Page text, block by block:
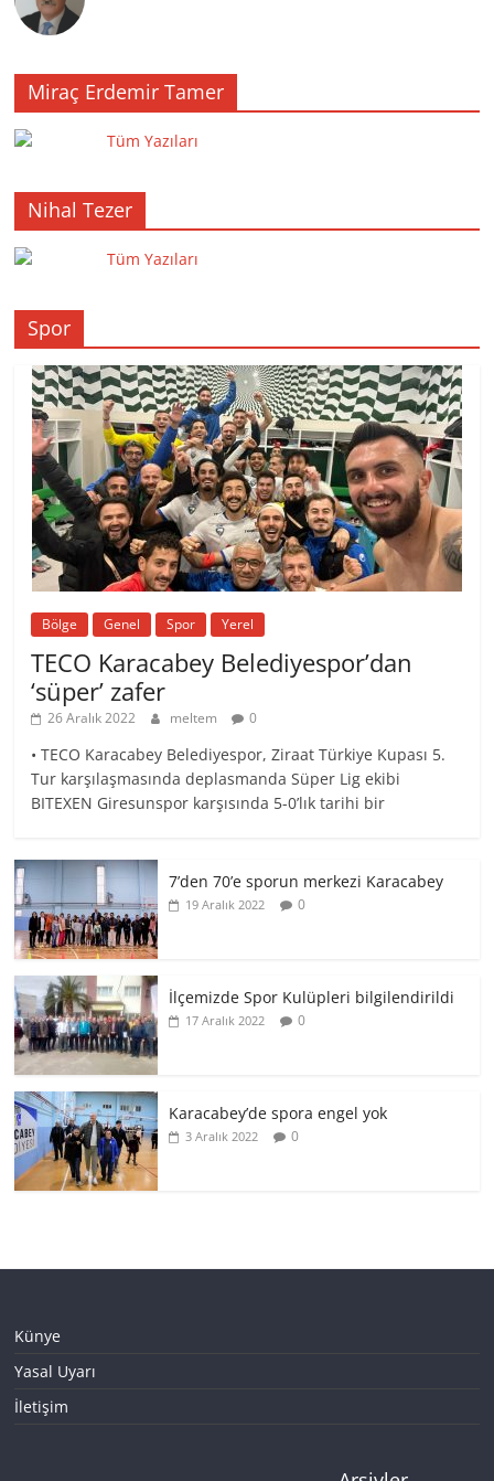
Miraç Erdemir Tamer
Tüm Yazıları
Nihal Tezer
Tüm Yazıları
Spor
Bölge Genel Spor Yerel
TECO Karacabey Belediyespor’dan
‘süper’ zafer
26 Aralık 2022 meltem 0
• TECO Karacabey Belediyespor, Ziraat Türkiye Kupası 5.
Tur karşılaşmasında deplasmanda Süper Lig ekibi
BITEXEN Giresunspor karşısında 5-0’lık tarihi bir
7’den 70’e sporun merkezi Karacabey
19 Aralık 2022 0
İlçemizde Spor Kulüpleri bilgilendirildi
17 Aralık 2022 0
Karacabey’de spora engel yok
3 Aralık 2022 0
Künye
Yasal Uyarı
İletişim